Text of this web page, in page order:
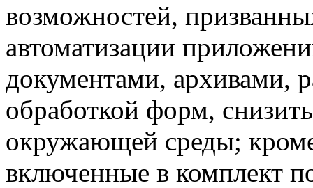
возможностей,
автоматизации
документами, архивами,
обработкой форм,
окружающей среды;
включенные в комплект